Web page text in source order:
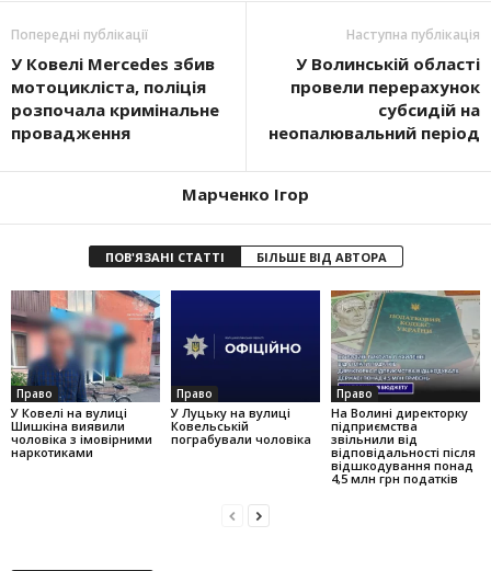
Попередні публікації
У Ковелі Mercedes збив
мотоцикліста, поліція
розпочала кримінальне
провадження
Наступна публікація
У Волинській області
провели перерахунок
субсидій на
неопалювальний період
Марченко Ігор
ПОВ'ЯЗАНІ СТАТТІ БІЛЬШЕ ВІД АВТОРА
Право
У Ковелі на вулиці
Шишкіна виявили
чоловіка з імовірними
наркотиками
Право
У Луцьку на вулиці
Ковельській
пограбували чоловіка
Право
На Волині директорку
підприємства
звільнили від
відповідальності після
відшкодування понад
4,5 млн грн податків